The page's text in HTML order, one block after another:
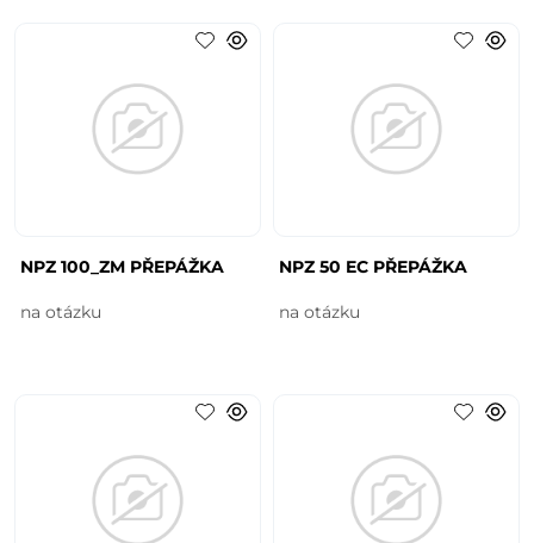
NPZ 100_ZM PŘEPÁŽKA
na otázku
NPZ 50 EC PŘEPÁŽKA
na otázku